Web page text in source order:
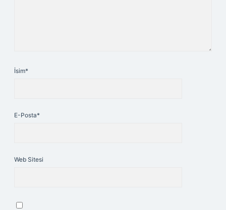
İsim*
E-Posta*
Web Sitesi